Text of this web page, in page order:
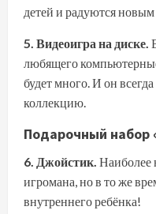
детей и радуются
5. Видеоигра на диске.
любящего
будет много. И он
коллекцию.
Подарочный
6. Джойстик. Наиболее
игромана, но в то же
внутреннего ребёнка!